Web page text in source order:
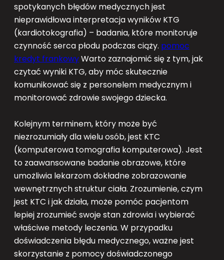
spotykanych błędów medycznych jest
nieprawidłowa interpretacja wyników KTG
(kardiotokografia) – badania, które monitoruje
czynność serca płodu podczas ciąży. pomoc
kredyt frankowyWarto zaznajomić się z tym, jak
czytać wyniki KTG, aby móc skutecznie
komunikować się z personelem medycznym i
monitorować zdrowie swojego dziecka.
Kolejnym terminem, który może być
niezrozumiały dla wielu osób, jest KTC
(komputerowa tomografia komputerowa). Jest
to zaawansowane badanie obrazowe, które
umożliwia lekarzom dokładne zobrazowanie
wewnętrznych struktur ciała. Zrozumienie, czym
jest KTC i jak działa, może pomóc pacjentom
lepiej zrozumieć swoje stan zdrowia i wybierać
właściwe metody leczenia. W przypadku
doświadczenia błędu medycznego, ważne jest
skorzystanie z pomocy doświadczonego